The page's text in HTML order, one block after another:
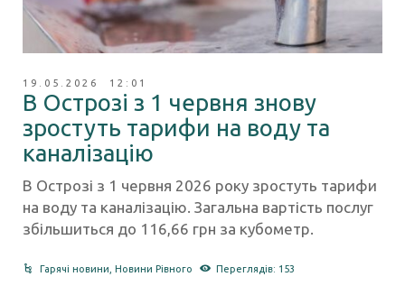
19.05.2026 12:01
В Острозі з 1 червня знову
зростуть тарифи на воду та
каналізацію
В Острозі з 1 червня 2026 року зростуть тарифи
на воду та каналізацію. Загальна вартість послуг
збільшиться до 116,66 грн за кубометр.
Гарячі новини, Новини Рівного Переглядів: 153